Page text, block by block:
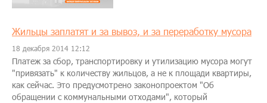
Жильцы заплатят и за вывоз, и за переработку мусора
18 декабря 2014 12:12
Платеж за сбор, транспортировку и утилизацию мусора могут
"привязать" к количеству жильцов, а не к площади квартиры,
как сейчас. Это предусмотрено законопроектом "Об
обращении с коммунальными отходами", который